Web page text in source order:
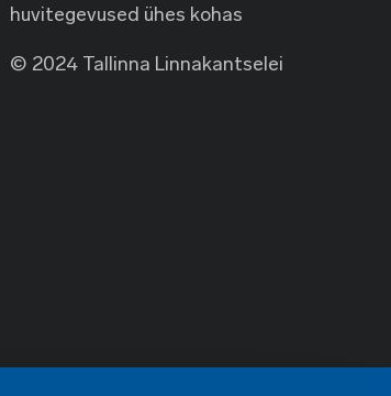
huvitegevused ühes kohas
© 2024 Tallinna Linnakantselei